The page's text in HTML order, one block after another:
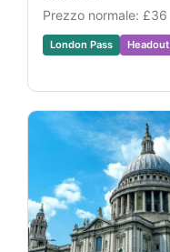
Prezzo normale: £36
London Pass Headout